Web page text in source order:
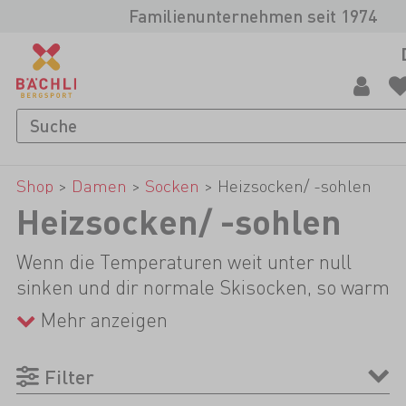
Familienunternehmen seit 1974
Shop > Damen > Socken > Heizsocken/ -sohlen
Heizsocken/ -sohlen
Wenn die Temperaturen weit unter null
sinken und dir normale Skisocken, so warm
und kuschlig sie auch sind, nicht mehr
ausreichen, sind Heizsocken helfend zur
Stelle: Ihre Akkus lassen sich ganz einfach
per Druckknöpfe fixieren und schon hast du
Mehr anzeigen
Filter